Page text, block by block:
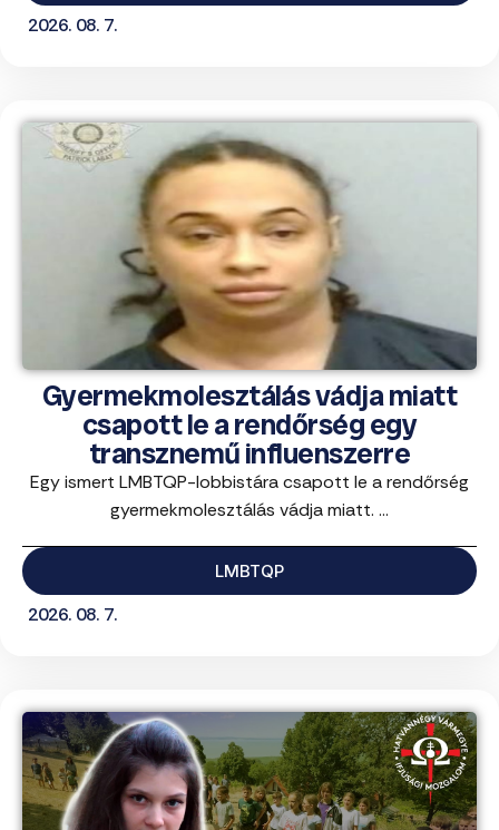
2026. 08. 7.
Gyermekmolesztálás vádja miatt
csapott le a rendőrség egy
transznemű influenszerre
Egy ismert LMBTQP-lobbistára csapott le a rendőrség
gyermekmolesztálás vádja miatt. ...
LMBTQP
2026. 08. 7.